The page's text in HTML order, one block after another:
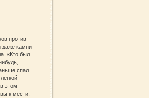
против
даже камни
«Кто был
спал
этом
к мести: